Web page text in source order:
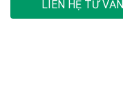
LIÊN HỆ TƯ VẤN